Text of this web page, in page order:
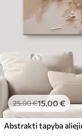
25.00€15.00€